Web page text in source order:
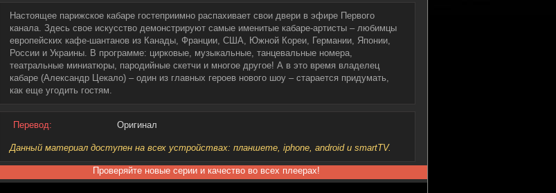
Настоящее парижское кабаре гостеприимно распахивает свои двери в эфире Первого
канала. Здесь свое искусство демонстрируют самые именитые кабаре-артисты – любимцы
европейских кафе-шантанов из Канады, Франции, США, Южной Кореи, Германии, Японии,
России и Украины. В программе: цирковые, музыкальные, танцевальные номера,
театральные миниатюры, пародийные скетчи и многое другое! А в это время владелец
кабаре (Александр Цекало) – один из главных героев нового шоу – старается придумать,
как еще угодить гостям.
Перевод: Оригинал
Данный материал доступен на всех устройствах: планшете, iphone, android и smartTV.
Проверяйте новые серии и качество во всех плеерах!